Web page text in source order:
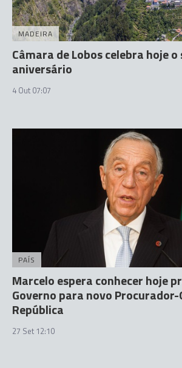
MADEIRA
Câmara de Lobos celebra hoje o
aniversário
4 Out 07:07
PAÍS
Marcelo espera conhecer hoje
Governo para novo Procurador-
República
27 Set 12:10